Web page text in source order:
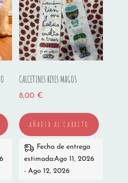
CALCETINES REYES MAGOS
8,00 €
AÑADIR AL CARRITO
Fecha de entrega
estimada:Ago 11, 2026
- Ago 12, 2026